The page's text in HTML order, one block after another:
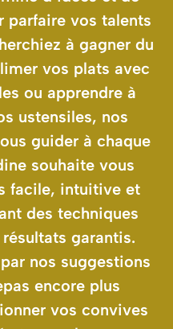
parfaire vos talents
à gagner du
vos plats avec
ou apprendre à
ustensiles, nos
guider à chaque
souhaite vous
facile, intuitive et
des techniques
garantis.
nos suggestions
encore plus
vos convives